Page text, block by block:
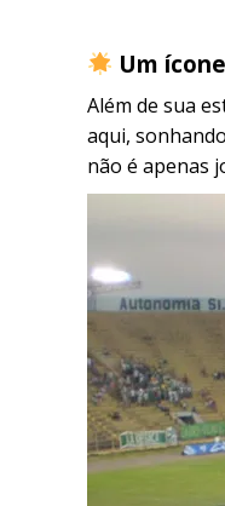
Um
Além de sua
aqui,
não é apenas